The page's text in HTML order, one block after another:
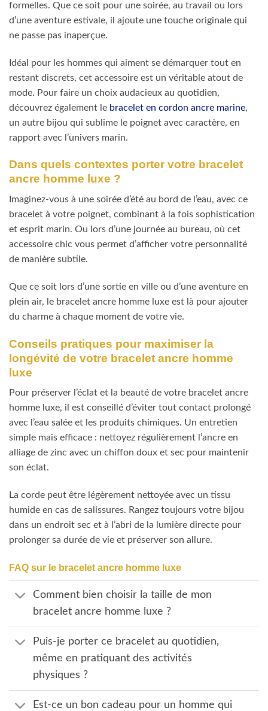
formelles. Que ce soit pour une soirée, au travail ou lors
d’une aventure estivale, il ajoute une touche originale qui
ne passe pas inaperçue.
Idéal pour les hommes qui aiment se démarquer tout en
restant discrets, cet accessoire est un véritable atout de
mode. Pour faire un choix audacieux au quotidien,
découvrez également le bracelet en cordon ancre marine,
un autre bijou qui sublime le poignet avec caractère, en
rapport avec l’univers marin.
Dans quels contextes porter votre bracelet
ancre homme luxe ?
Imaginez-vous à une soirée d’été au bord de l’eau, avec ce
bracelet à votre poignet, combinant à la fois sophistication
et esprit marin. Ou lors d’une journée au bureau, où cet
accessoire chic vous permet d’afficher votre personnalité
de manière subtile.
Que ce soit lors d’une sortie en ville ou d’une aventure en
plein air, le bracelet ancre homme luxe est là pour ajouter
du charme à chaque moment de votre vie.
Conseils pratiques pour maximiser la
longévité de votre bracelet ancre homme
luxe
Pour préserver l’éclat et la beauté de votre bracelet ancre
homme luxe, il est conseillé d’éviter tout contact prolongé
avec l’eau salée et les produits chimiques. Un entretien
simple mais efficace : nettoyez régulièrement l’ancre en
alliage de zinc avec un chiffon doux et sec pour maintenir
son éclat.
La corde peut être légèrement nettoyée avec un tissu
humide en cas de salissures. Rangez toujours votre bijou
dans un endroit sec et à l’abri de la lumière directe pour
prolonger sa durée de vie et préserver son allure.
FAQ sur le bracelet ancre homme luxe
Comment bien choisir la taille de mon
bracelet ancre homme luxe ?
Puis-je porter ce bracelet au quotidien,
même en pratiquant des activités
physiques ?
Est-ce un bon cadeau pour un homme qui